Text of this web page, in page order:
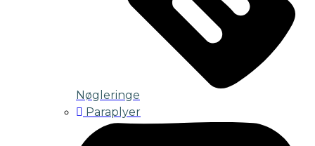
Nøgleringe
Paraplyer